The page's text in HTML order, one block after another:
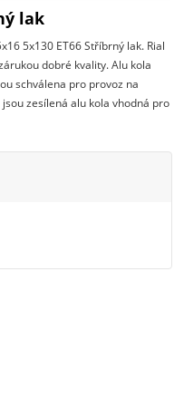
lak
5x130 ET66 Stříbrný lak. Rial
dobré kvality. Alu kola
schválena pro provoz na
zesílená alu kola vhodná pro